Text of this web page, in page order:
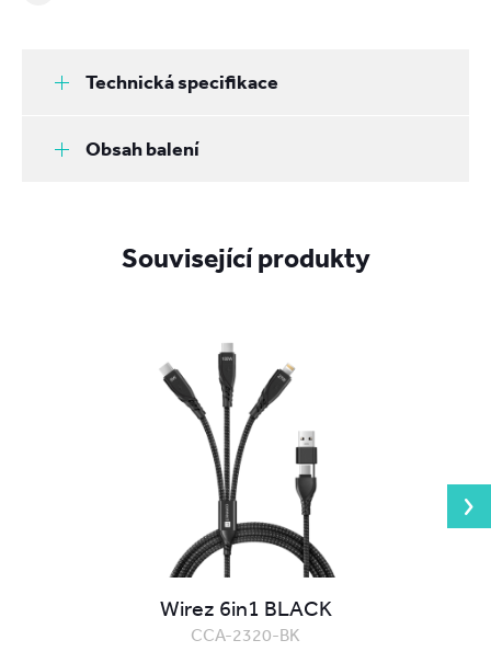
Technická specifikace
Obsah balení
Související produkty
Wirez 6in1 BLACK
CCA-2320-BK